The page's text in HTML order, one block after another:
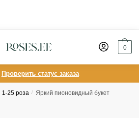
0
Проверить статус заказа
1-25 роза / Яркий пионовидный букет